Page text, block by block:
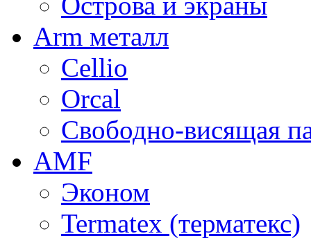
Arm металл
Cellio
Orcal
Свободно-висящая
AMF
Эконом
Termatex (терматекс)